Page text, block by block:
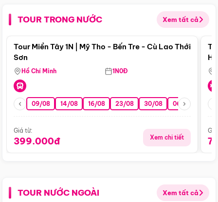
TOUR TRONG NƯỚC Xem tất cả
Điểm nổi bật
Tour Miền Tây 1N | Mỹ Tho - Bến Tre - Cù Lao Thới
Sơn
Hồ Chí Minh 1N0Đ
09/08 14/08 16/08 23/08 30/08 06/09 13/09
Giá từ:
399.000đ Xem chi tiết
TOUR NƯỚC NGOÀI Xem tất cả
Điểm nổi bật